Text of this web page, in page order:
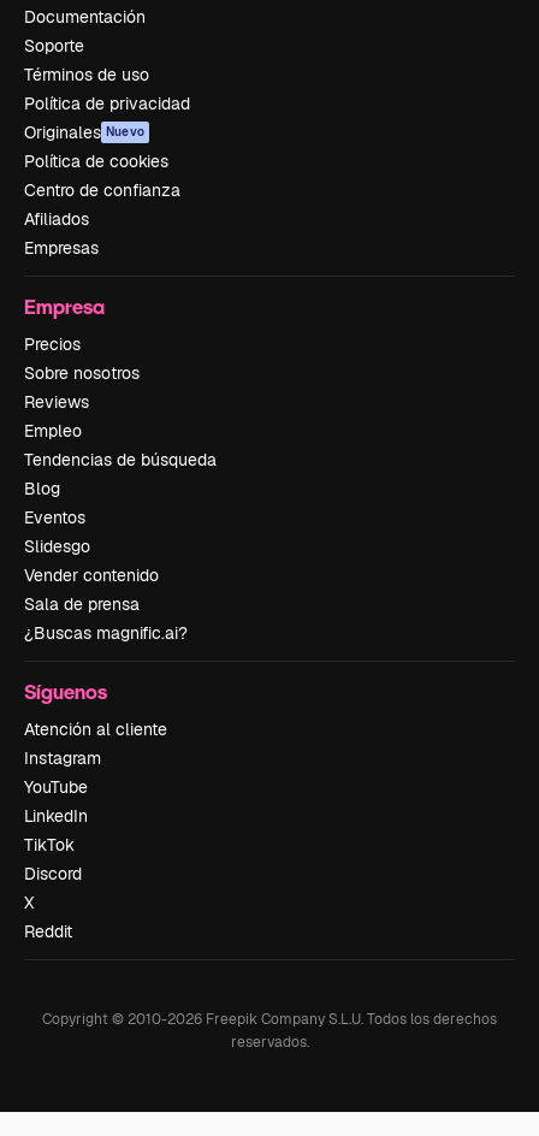
Documentación
Soporte
Términos de uso
Política de privacidad
Originales Nuevo
Política de cookies
Centro de confianza
Afiliados
Empresas
Empresa
Precios
Sobre nosotros
Reviews
Empleo
Tendencias de búsqueda
Blog
Eventos
Slidesgo
Vender contenido
Sala de prensa
¿Buscas magnific.ai?
Síguenos
Atención al cliente
Instagram
YouTube
LinkedIn
TikTok
Discord
X
Reddit
Copyright © 2010-2026 Freepik Company S.L.U.Todos los derechos
reservados.